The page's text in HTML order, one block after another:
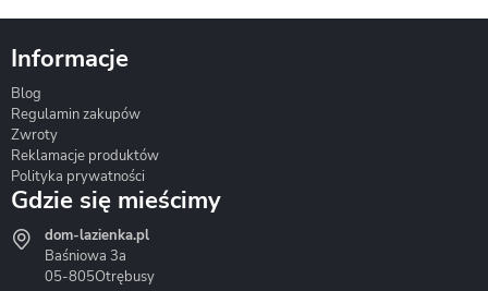
Hydrostop
Informacje
Blog
Regulamin zakupów
Zwroty
Reklamacje produktów
Polityka prywatności
Gdzie się mieścimy
dom-lazienka.pl
Baśniowa 3a
05-805Otrębusy